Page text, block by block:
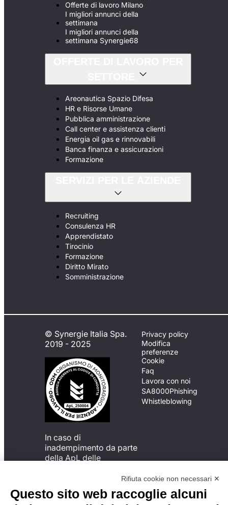
Offerte di lavoro Milano
I migliori annunci della
settimana
I migliori annunci della
settimana Synergie68
Areonautica Spazio Difesa
HR e Risorse Umane
Pubblica amministrazione
Call center e assistenza clienti
Energia oil gas e rinnovabili
Banca finanza e assicurazioni
Formazione
Recruiting
Consulenza HR
Apprendistato
Tirocinio
Formazione
Diritto Mirato
Somministrazione
© Synergie Italia Spa.
2019 - 2025
In caso di
inadempimento da parte
della ApL delle
del Codice di Condotta, è
possibile presentare un
reclamo
Privacy policy
Modifica
preferenze
Cookie
Faq
Lavora con noi
SA8000Phishing
Whistleblowing
Rifiuta cookie non necessari ✕
Questo sito web raccoglie alcuni